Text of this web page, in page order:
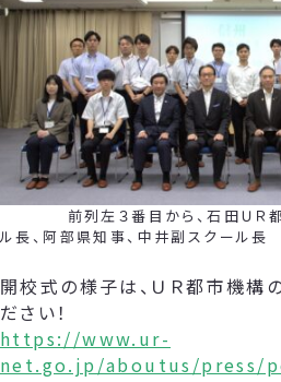
前列左３番目から、石田ＵＲ都
ル長、阿部県知事、中井副スクール長
開校式の様子は、ＵＲ都市機構
ださい！
https://www.ur-
net.go.jp/aboutus/press/